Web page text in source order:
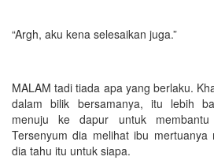
“Argh, aku kena selesaikan juga.”
MALAM tadi tiada apa yang berlaku.
dalam bilik bersamanya, itu lebih
menuju ke dapur untuk membantu
Tersenyum dia melihat ibu mertuanya
dia tahu itu untuk siapa.